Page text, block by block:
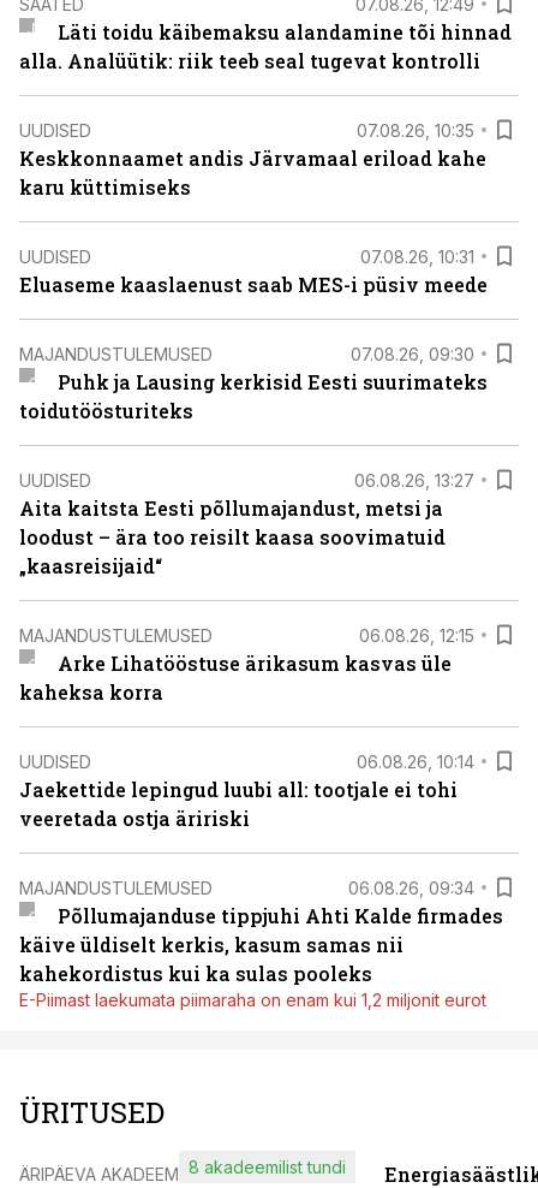
Läti toidu käibemaksu alandamine tõi hinnad
alla. Analüütik: riik teeb seal tugevat kontrolli
UUDISED 07.08.26, 10:35
Keskkonnaamet andis Järvamaal eriload kahe
karu küttimiseks
UUDISED 07.08.26, 10:31
Eluaseme kaaslaenust saab MES-i püsiv meede
MAJANDUSTULEMUSED 07.08.26, 09:30
Puhk ja Lausing kerkisid Eesti suurimateks
toidutöösturiteks
UUDISED 06.08.26, 13:27
Aita kaitsta Eesti põllumajandust, metsi ja
loodust – ära too reisilt kaasa soovimatuid
„kaasreisijaid“
MAJANDUSTULEMUSED 06.08.26, 12:15
Arke Lihatööstuse ärikasum kasvas üle
kaheksa korra
UUDISED 06.08.26, 10:14
Jaekettide lepingud luubi all: tootjale ei tohi
veeretada ostja äririski
MAJANDUSTULEMUSED 06.08.26, 09:34
Põllumajanduse tippjuhi Ahti Kalde firmades
käive üldiselt kerkis, kasum samas nii
kahekordistus kui ka sulas pooleks
E-Piimast laekumata piimaraha on enam kui 1,2 miljonit eurot
ÜRITUSED
ÄRIPÄEVA AKADEEMIA8 akadeemilist tundi